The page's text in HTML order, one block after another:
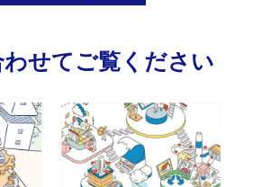
せてご覧ください